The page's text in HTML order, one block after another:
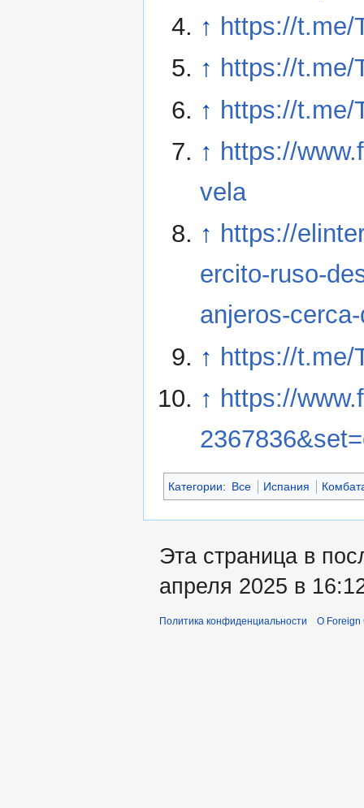
↑ https://t.me/
↑ https://t.me/
↑ https://t.me/
↑ https://
vela
↑ https://
ercito-ruso-
anjeros-
↑ https://t.me/
↑ https://
Категории: Все Испания
Эта страница в
апреля 2025 в
Политика конфиденциальности О Foreign